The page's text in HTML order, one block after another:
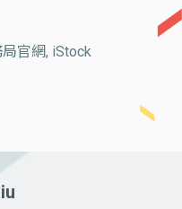
官網, iStock